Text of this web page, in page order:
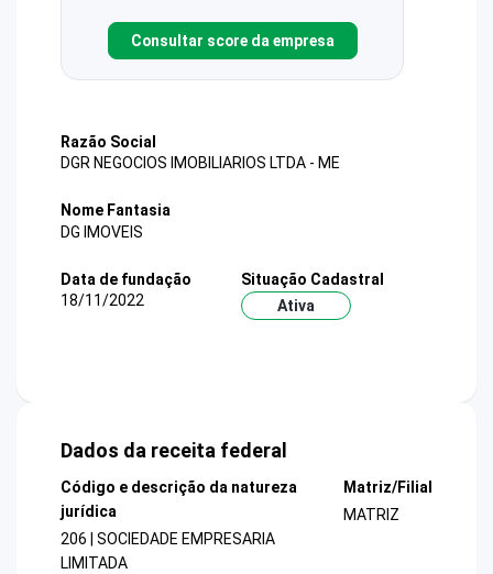
Consultar score da empresa
Razão Social
DGR NEGOCIOS IMOBILIARIOS LTDA - ME
Nome Fantasia
DG IMOVEIS
Data de fundação
18/11/2022
Situação Cadastral
Ativa
Dados da receita federal
Código e descrição da natureza
jurídica
206 | SOCIEDADE EMPRESARIA
LIMITADA
Matriz/Filial
MATRIZ